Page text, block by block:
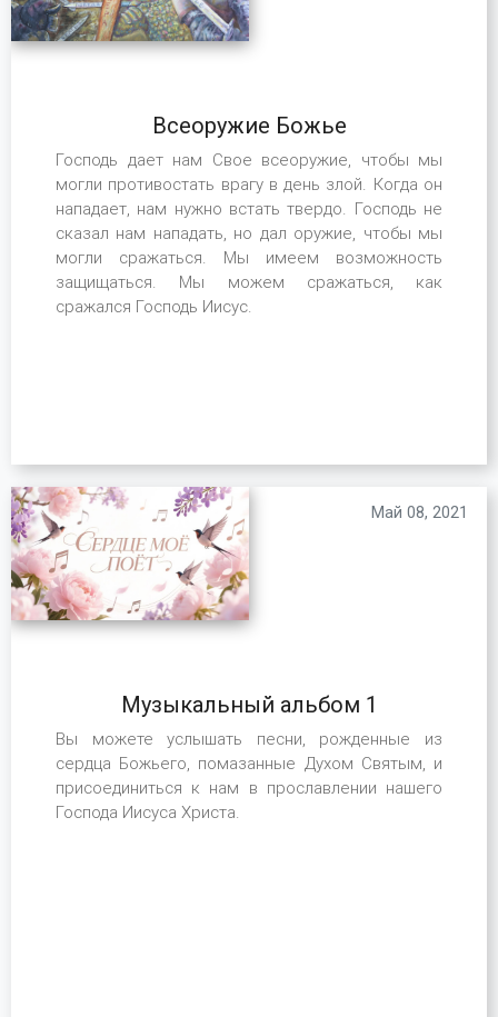
Всеоружие Божье
Господь дает нам Свое всеоружие, чтобы мы
могли противостать врагу в день злой. Когда он
нападает, нам нужно встать твердо. Господь не
сказал нам нападать, но дал оружие, чтобы мы
могли сражаться. Мы имеем возможность
защищаться. Мы можем сражаться, как
сражался Господь Иисус.
Музыкальный альбом 1
Вы можете услышать песни, рожденные из
сердца Божьего, помазанные Духом Святым, и
присоединиться к нам в прославлении нашего
Господа Иисуса Христа.
Май 08, 2021